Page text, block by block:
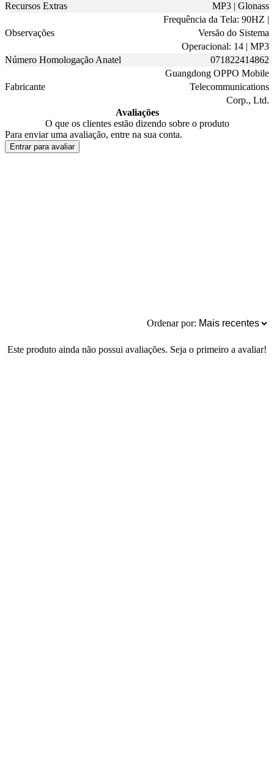
Recursos Extras
MP3 | Glonass
Observações
Frequência da Tela: 90HZ |
Versão do Sistema
Operacional: 14 | MP3
Número Homologação Anatel
071822414862
Fabricante
Guangdong OPPO Mobile
Telecommunications
Corp., Ltd.
Avaliações
O que os clientes estão dizendo sobre o produto
Para enviar uma avaliação, entre na sua conta.
Entrar para avaliar
Ordenar por:
Este produto ainda não possui avaliações. Seja o primeiro a avaliar!